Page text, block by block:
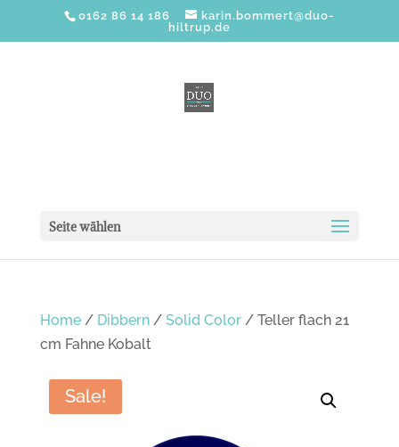
0162 86 14 186
karin.bommert@duo-
hiltrup.de
Seite wählen
Home/ Dibbern/ Solid Color/ Teller flach 21
cm Fahne Kobalt
Sale!